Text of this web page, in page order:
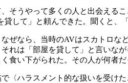
そうやって多くの人と出会える
して」と頼んできた。聞くと、
ぜなら、当時のAVはスカトロな
れは「部屋を貸して」と言いな
食い下がられた。その人が何者
〈ハラスメント的な扱いを受け